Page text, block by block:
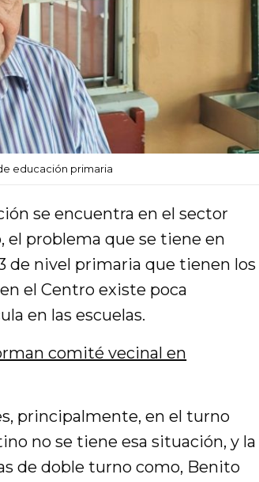
educación primaria
se encuentra en el sector
el problema que se tiene en
de nivel primaria que tienen los
el Centro existe poca
en las escuelas.
comité vecinal en
principalmente, en el turno
no se tiene esa situación, y la
de doble turno como, Benito